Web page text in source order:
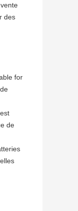
des
for
de